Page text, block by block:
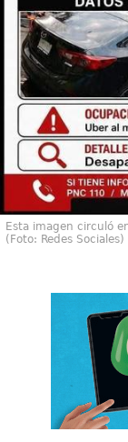
Esta imagen circuló
(Foto: Redes Sociales)